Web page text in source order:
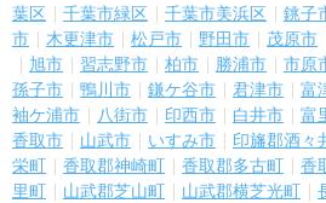
葉区
千葉市緑区 千葉市美浜区 銚子
市
木更津市 松戸市 野田市 茂原市
旭市
習志野市 柏市 勝浦市 市原
孫子市
鴨川市 鎌ケ谷市 君津市 富
袖ケ浦市
八街市 印西市 白井市 富
香取市
山武市 いすみ市 印旛郡酒々
栄町
香取郡神崎町 香取郡多古町 香
里町
山武郡芝山町 山武郡横芝光町